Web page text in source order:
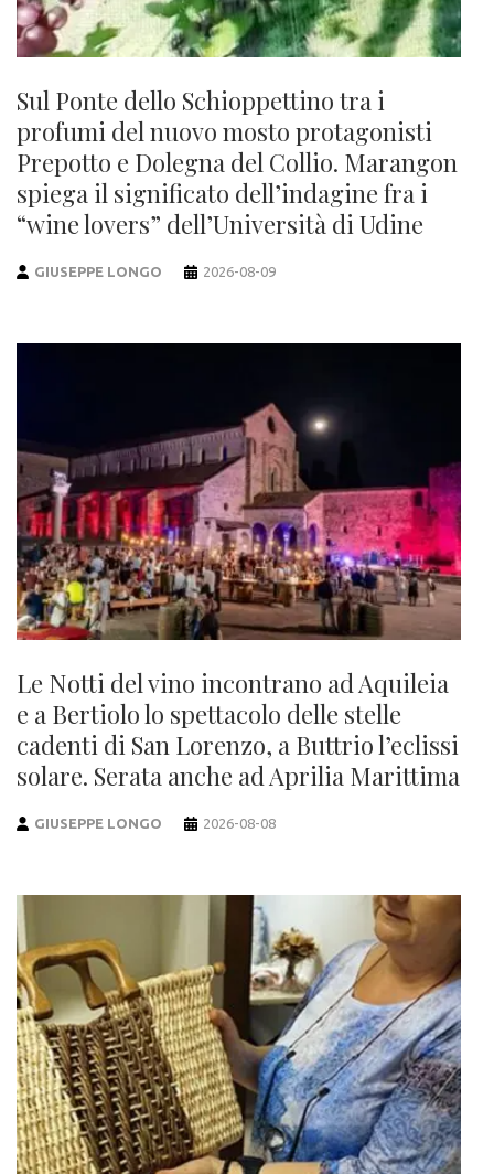
Sul Ponte dello Schioppettino tra i
profumi del nuovo mosto protagonisti
Prepotto e Dolegna del Collio. Marangon
spiega il significato dell’indagine fra i
“wine lovers” dell’Università di Udine
GIUSEPPE LONGO 2026-08-09
Le Notti del vino incontrano ad Aquileia
e a Bertiolo lo spettacolo delle stelle
cadenti di San Lorenzo, a Buttrio l’eclissi
solare. Serata anche ad Aprilia Marittima
GIUSEPPE LONGO 2026-08-08